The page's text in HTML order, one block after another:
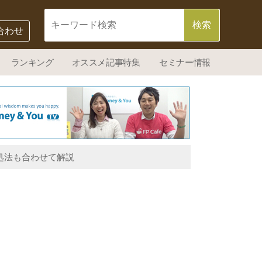
わせ
ランキング オススメ記事特集 セミナー情報
も合わせて解説